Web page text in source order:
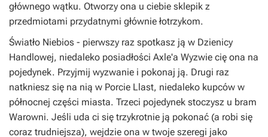
głównego wątku. Otworzy ona u ciebie sklepik z
przedmiotami przydatnymi głównie łotrzykom.
Światło Niebios - pierwszy raz spotkasz ją w Dzienicy
Handlowej, niedaleko posiadłości Axle'a Wyzwie cię ona na
pojedynek. Przyjmij wyzwanie i pokonaj ją. Drugi raz
natkniesz się na nią w Porcie Llast, niedaleko kupców w
północnej części miasta. Trzeci pojedynek stoczysz u bram
Warowni. Jeśli uda ci się trzykrotnie ją pokonać (a robi się
coraz trudniejsza), wejdzie ona w twoje szeregi jako